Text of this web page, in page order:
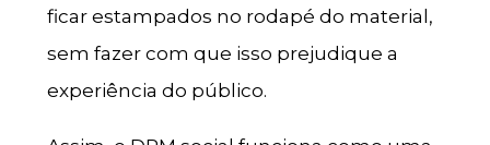
ficar estampados no rodapé do material,
sem fazer com que isso prejudique a
experiência do público.